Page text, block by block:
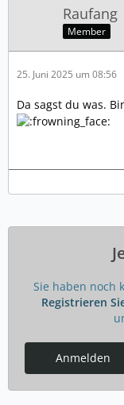
Raufang
Member
25. Juni 2025 um 08:56
Da sagst du was.
Sie haben noch
Registrieren
Anmelden